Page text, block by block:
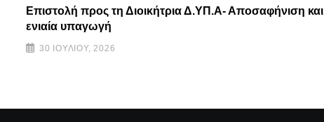
Επιστολή προς τη Διοικήτρια Δ.ΥΠ.Α- Αποσαφήνιση και
ενιαία υπαγωγή
30 ΙΟΥΛΊΟΥ, 2026